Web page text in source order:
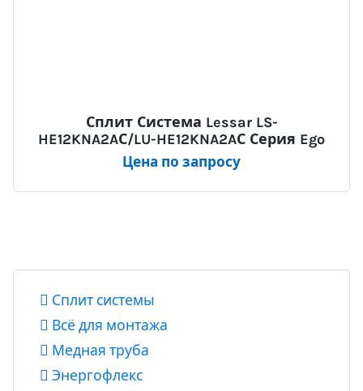
Сплит Система Lessar LS-
HE12KNA2AС/LU-HE12KNA2AС Серия Ego
Цена по запросу
Сплит системы
Всё для монтажа
Медная труба
Энергофлекс